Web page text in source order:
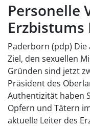
Personelle
Erzbistums
Paderborn (pdp)
Ziel, den sexuellen
Gründen sind jetzt
Präsident des
Authentizität haben
Opfern und Tätern
aktuelle Leiter des